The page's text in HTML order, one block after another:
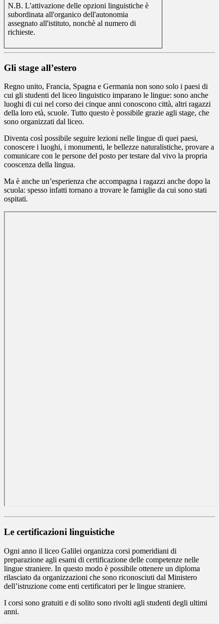
N.B. L'attivazione delle opzioni linguistiche è
subordinata all'organico dell'autonomia
assegnato all'istituto, nonchè al numero di
richieste.
Gli stage all’estero
Regno unito, Francia, Spagna e Germania non sono solo i paesi di
cui gli studenti del liceo linguistico imparano le lingue: sono anche
luoghi di cui nel corso dei cinque anni conoscono città, altri ragazzi
della loro età, scuole. Tutto questo è possibile grazie agli stage, che
sono organizzati dal liceo.
Diventa così possibile seguire lezioni nelle lingue di quei paesi,
conoscere i luoghi, i monumenti, le bellezze naturalistiche, provare a
comunicare con le persone del posto per testare dal vivo la propria
cooscenza della lingua.
Ma è anche un’esperienza che accompagna i ragazzi anche dopo la
scuola: spesso infatti tornano a trovare le famiglie da cui sono stati
ospitati.
Le certificazioni linguistiche
Ogni anno il liceo Galilei organizza corsi pomeridiani di
preparazione agli esami di certificazione delle competenze nelle
lingue straniere. In questo modo è possibile ottenere un diploma
rilasciato da organizzazioni che sono riconosciuti dal Ministero
dell’istruzione come enti certificatori per le lingue straniere.
I corsi sono gratuiti e di solito sono rivolti agli studenti degli ultimi
anni.